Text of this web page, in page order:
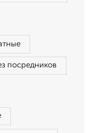
посредников